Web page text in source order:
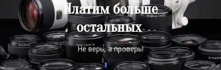
Платим больше
остальных
Не верь, а проверь!